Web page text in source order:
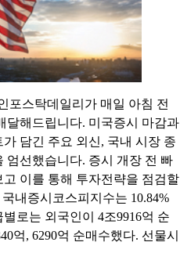
포스탁데일리가 매일 아침 전
달해드립니다. 미국증시 마감과
담긴 주요 외신, 국내 시장 종
엄선했습니다. 증시 개장 전 빠
이를 통해 투자전략을 점검할
내증시코스피지수는 10.84%
로는 외국인이 4조9916억 순
억, 6290억 순매수했다. 선물시